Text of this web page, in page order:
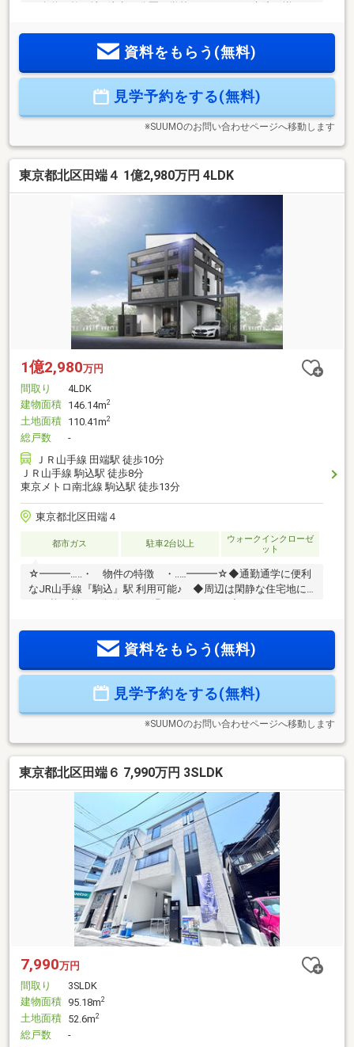
お問い合わせはハウスプラザ日暮里店までお気軽にどうぞ！
【フリーダイヤル 0120-417-081 携帯電話からもOK】
資料をもらう(無料)
見学予約をする(無料)
※SUUMOのお問い合わせページへ移動します
東京都北区田端４ 1億2,980万円 4LDK
1億2,980万円
間取り
4LDK
建物面積 146.14m2
土地面積 110.41m2
総戸数
-
ＪＲ山手線 田端駅 徒歩10分
ＪＲ山手線 駒込駅 徒歩8分
東京メトロ南北線 駒込駅 徒歩13分
東京都北区田端４
都市ガス 駐車2台以上
ウォークインクローゼ
ット
☆━━━…‥・ 物件の特徴 ・‥…━━━☆◆通勤通学に便利
なJR山手線『駒込』駅 利用可能♪ ◆周辺は閑静な住宅地に
や建物プレゼンテーションも随時受付中♪是非、現地をご確認
ください！♪物件の詳細はADCAST駒込支店迄【０１２０－９
資料をもらう(無料)
見学予約をする(無料)
※SUUMOのお問い合わせページへ移動します
東京都北区田端６ 7,990万円 3SLDK
7,990万円
間取り
3SLDK
建物面積 95.18m2
土地面積 52.6m2
総戸数
-